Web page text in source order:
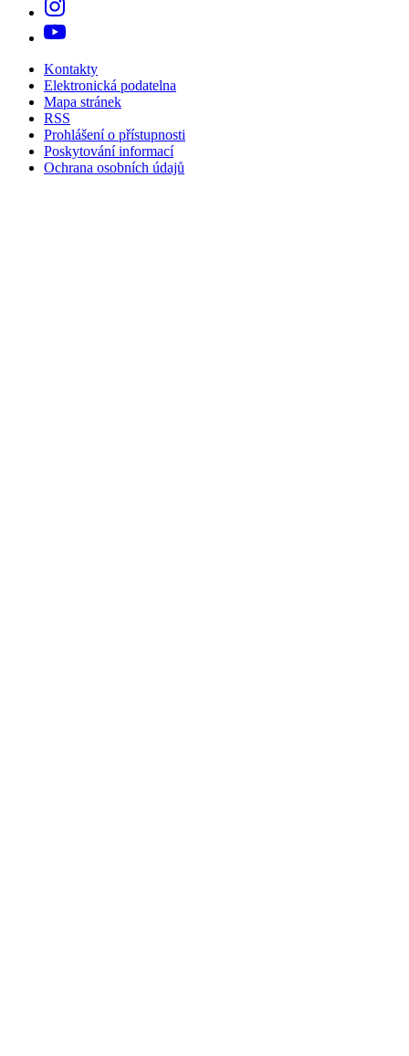
Kontakty
Elektronická podatelna
Mapa stránek
RSS
Prohlášení o přístupnosti
Poskytování informací
Ochrana osobních údajů